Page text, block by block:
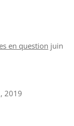
en question juin
2019